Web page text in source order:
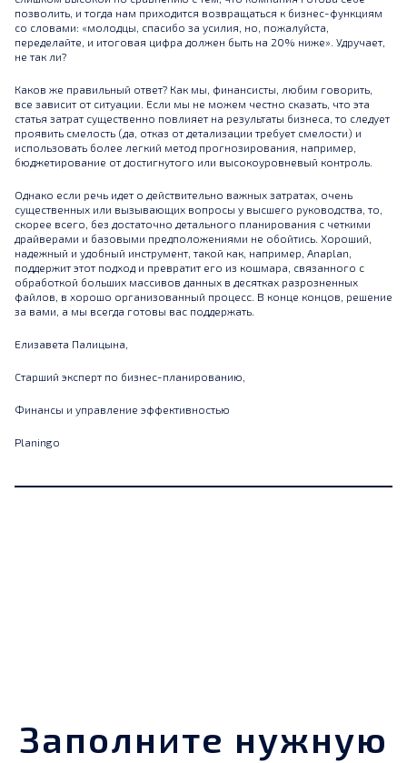
позволить, и тогда нам приходится возвращаться к бизнес-функциям
со словами: «молодцы, спасибо за усилия, но, пожалуйста,
переделайте, и итоговая цифра должен быть на 20% ниже». Удручает,
не так ли?
Каков же правильный ответ? Как мы, финансисты, любим говорить,
все зависит от ситуации. Если мы не можем честно сказать, что эта
статья затрат существенно повлияет на результаты бизнеса, то следует
проявить смелость (да, отказ от детализации требует смелости) и
использовать более легкий метод прогнозирования, например,
бюджетирование от достигнутого или высокоуровневый контроль.
Однако если речь идет о действительно важных затратах, очень
существенных или вызывающих вопросы у высшего руководства, то,
скорее всего, без достаточно детального планирования с четкими
драйверами и базовыми предположениями не обойтись. Хороший,
надежный и удобный инструмент, такой как, например, Anaplan
поддержит этот подход и превратит его из кошмара, связанного с
обработкой больших массивов данных в десятках разрозненных
файлов, в хорошо организованный процесс. В конце концов, решение
за вами, а мы всегда готовы вас поддержать.
Елизавета Палицына,
Старший эксперт по бизнес-планированию,
Финансы и управление эффективностью
Planingo
Заполните нужную